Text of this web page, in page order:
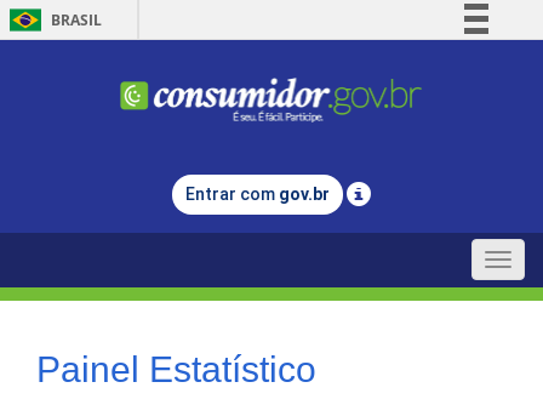
BRASIL
Comunica BR
Legislação
Entrar com gov.br
Toggle
Painel Estatístico